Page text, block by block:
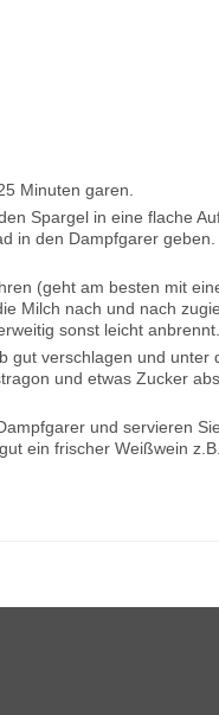
Minuten garen.
Spargel in eine flache
in den Dampfgarer
(geht am besten mit
Milch nach und nach
sonst leicht anbrennt.
gut verschlagen und unter
und etwas Zucker
und servieren
ein frischer Weißwein